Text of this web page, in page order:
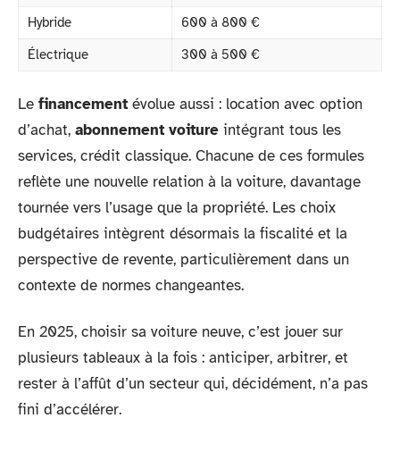
Hybride
600 à 800 €
Électrique
300 à 500 €
Le financement évolue aussi : location avec option
d’achat, abonnement voiture intégrant tous les
services, crédit classique. Chacune de ces formules
reflète une nouvelle relation à la voiture, davantage
tournée vers l’usage que la propriété. Les choix
budgétaires intègrent désormais la fiscalité et la
perspective de revente, particulièrement dans un
contexte de normes changeantes.
En 2025, choisir sa voiture neuve, c’est jouer sur
plusieurs tableaux à la fois : anticiper, arbitrer, et
rester à l’affût d’un secteur qui, décidément, n’a pas
fini d’accélérer.